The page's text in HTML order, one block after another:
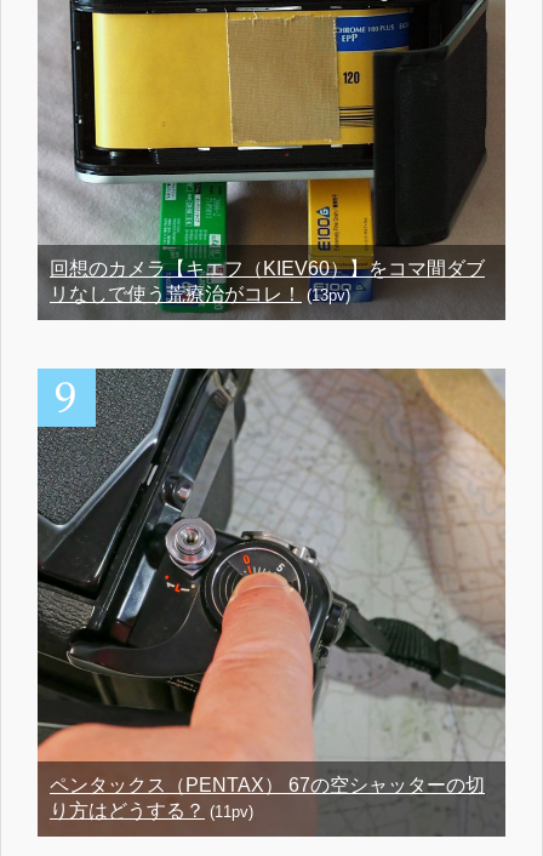
回想のカメラ【キエフ（KIEV60）】をコマ間ダブ
リなしで使う荒療治がコレ！
(13pv)
ペンタックス（PENTAX） 67の空シャッターの切
り方はどうする？ (11pv)